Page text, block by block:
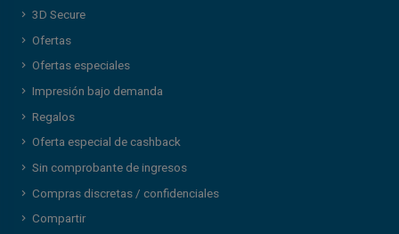
3D Secure
Ofertas
Ofertas especiales
Impresión bajo demanda
Regalos
Oferta especial de cashback
Sin comprobante de ingresos
Compras discretas / confidenciales
Compartir